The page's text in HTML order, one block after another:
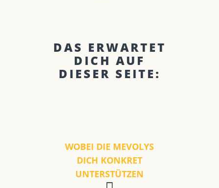
DAS ERWARTET
DICH AUF
DIESER SEITE:
WOBEI DIE MEVOLYS
DICH KONKRET
UNTERSTÜTZEN